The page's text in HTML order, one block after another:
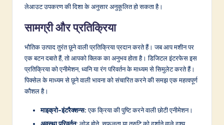
लेआउट उपकरण की दिशा के अनुसार अनुकूलित हो सकता है।
सामग्री और प्रतिक्रिया
भौतिक उत्पाद तुरंत छूने वाली प्रतिक्रिया प्रदान करते हैं। जब आप मशीन पर
एक बटन दबाते हैं, तो आपको क्लिक का अनुभव होता है। डिजिटल इंटरफेस इस
प्रतिक्रिया को एनीमेशन, ध्वनि या रंग परिवर्तन के माध्यम से सिमुलेट करते हैं।
पिक्सेल के माध्यम से छूने वाली भावना को संचारित करने की समझ एक महत्वपूर्ण
कौशल है।
माइक्रो-इंटरैक्शन्स:एक क्रिया की पुष्टि करने वाली छोटी एनीमेशन।